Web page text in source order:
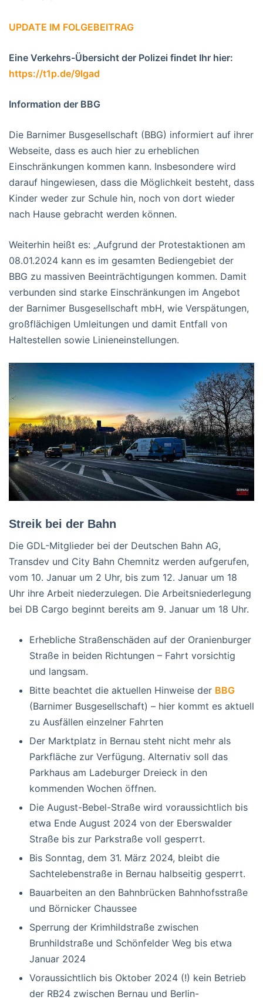
UPDATE IM FOLGEBEITRAG
Eine Verkehrs-Übersicht der Polizei findet Ihr hier:
https://t1p.de/9lgad
Information der BBG
Die Barnimer Busgesellschaft (BBG) informiert auf ihrer
Webseite, dass es auch hier zu erheblichen
Einschränkungen kommen kann. Insbesondere wird
darauf hingewiesen, dass die Möglichkeit besteht, dass
Kinder weder zur Schule hin, noch von dort wieder
nach Hause gebracht werden können.
Weiterhin heißt es: „Aufgrund der Protestaktionen am
08.01.2024 kann es im gesamten Bediengebiet der
BBG zu massiven Beeinträchtigungen kommen. Damit
verbunden sind starke Einschränkungen im Angebot
der Barnimer Busgesellschaft mbH, wie Verspätungen,
großflächigen Umleitungen und damit Entfall von
Haltestellen sowie Linieneinstellungen.
Streik bei der Bahn
Die GDL-Mitglieder bei der Deutschen Bahn AG,
Transdev und City Bahn Chemnitz werden aufgerufen,
vom 10. Januar um 2 Uhr, bis zum 12. Januar um 18
Uhr ihre Arbeit niederzulegen. Die Arbeitsniederlegung
bei DB Cargo beginnt bereits am 9. Januar um 18 Uhr.
Erhebliche Straßenschäden auf der Oranienburger
Straße in beiden Richtungen – Fahrt vorsichtig
und langsam.
Bitte beachtet die aktuellen Hinweise der BBG
(Barnimer Busgesellschaft) – hier kommt es aktuell
zu Ausfällen einzelner Fahrten
Der Marktplatz in Bernau steht nicht mehr als
Parkfläche zur Verfügung. Alternativ soll das
Parkhaus am Ladeburger Dreieck in den
kommenden Wochen öffnen.
Die August-Bebel-Straße wird voraussichtlich bis
etwa Ende August 2024 von der Eberswalder
Straße bis zur Parkstraße voll gesperrt.
Bis Sonntag, dem 31. März 2024, bleibt die
Sachtelebenstraße in Bernau halbseitig gesperrt.
Bauarbeiten an den Bahnbrücken Bahnhofsstraße
und Börnicker Chaussee
Sperrung der Krimhildstraße zwischen
Brunhildstraße und Schönfelder Weg bis etwa
Januar 2024
Voraussichtlich bis Oktober 2024 (!) kein Betrieb
der RB24 zwischen Bernau und Berlin-